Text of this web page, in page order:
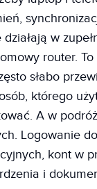
w
router.
słabo
którego
A w
Logowanie
kont w
i